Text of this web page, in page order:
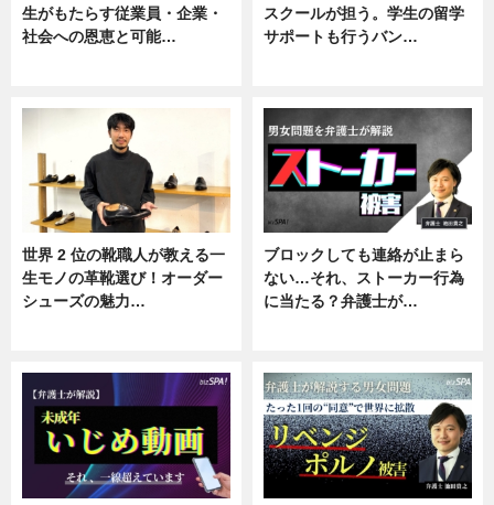
生がもたらす従業員・企業・
社会への恩恵と可能…
スクールが担う。学生の留学
サポートも行うバン…
世界 2 位の靴職人が教える一
生モノの革靴選び！オーダー
シューズの魅力…
ブロックしても連絡が止まら
ない…それ、ストーカー行為
に当たる？弁護士が…